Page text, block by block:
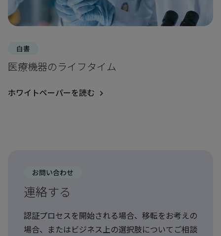
白書
医療機器のライフタイム
ホワイトペーパーを読む
お問い合わせ
連絡する
認証プロセスを開始される場合、移転をお考えの
場合、またはビジネス上の選択肢についてご相談